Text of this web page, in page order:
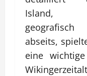
Island,
abseits,
eine